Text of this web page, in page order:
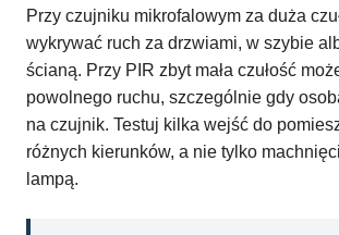
Przy czujniku mikrofalowym za duża
wykrywać ruch za drzwiami, w szybie
ścianą. Przy PIR zbyt mała czułość
powolnego ruchu, szczególnie gdy
na czujnik. Testuj kilka wejść do
różnych kierunków, a nie tylko
lampą.